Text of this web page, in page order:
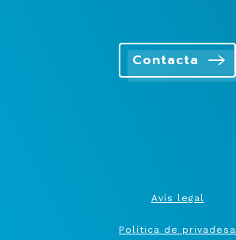
Contacta
Menú del pie
Avís legal
Política de privadesa